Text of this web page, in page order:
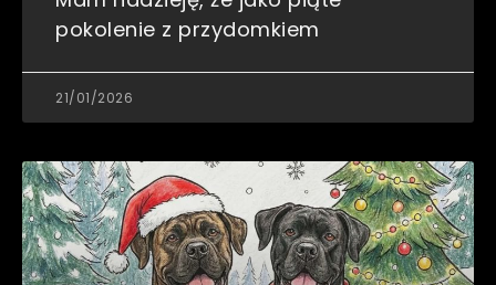
pokolenie z przydomkiem
21/01/2026